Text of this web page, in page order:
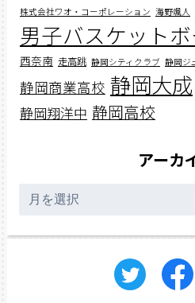
株式会社ワオ・コーポレーション 海野颯人
男子バスケット
西奈南 走高跳 静岡シティクラブ 静岡ジ
静岡商業高校 静岡大成
静岡翔洋中 静岡高校
アーカ
ー